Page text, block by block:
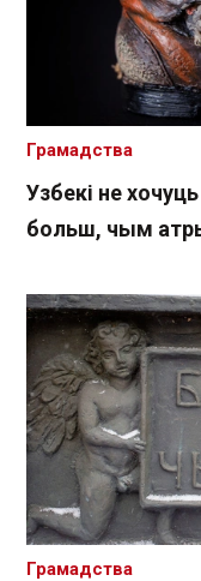
Узбекі не
больш, чым
Грамадства
Грамадства